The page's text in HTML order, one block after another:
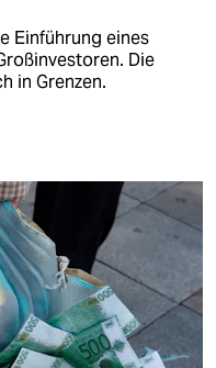
Einführung eines
Die
in Grenzen.